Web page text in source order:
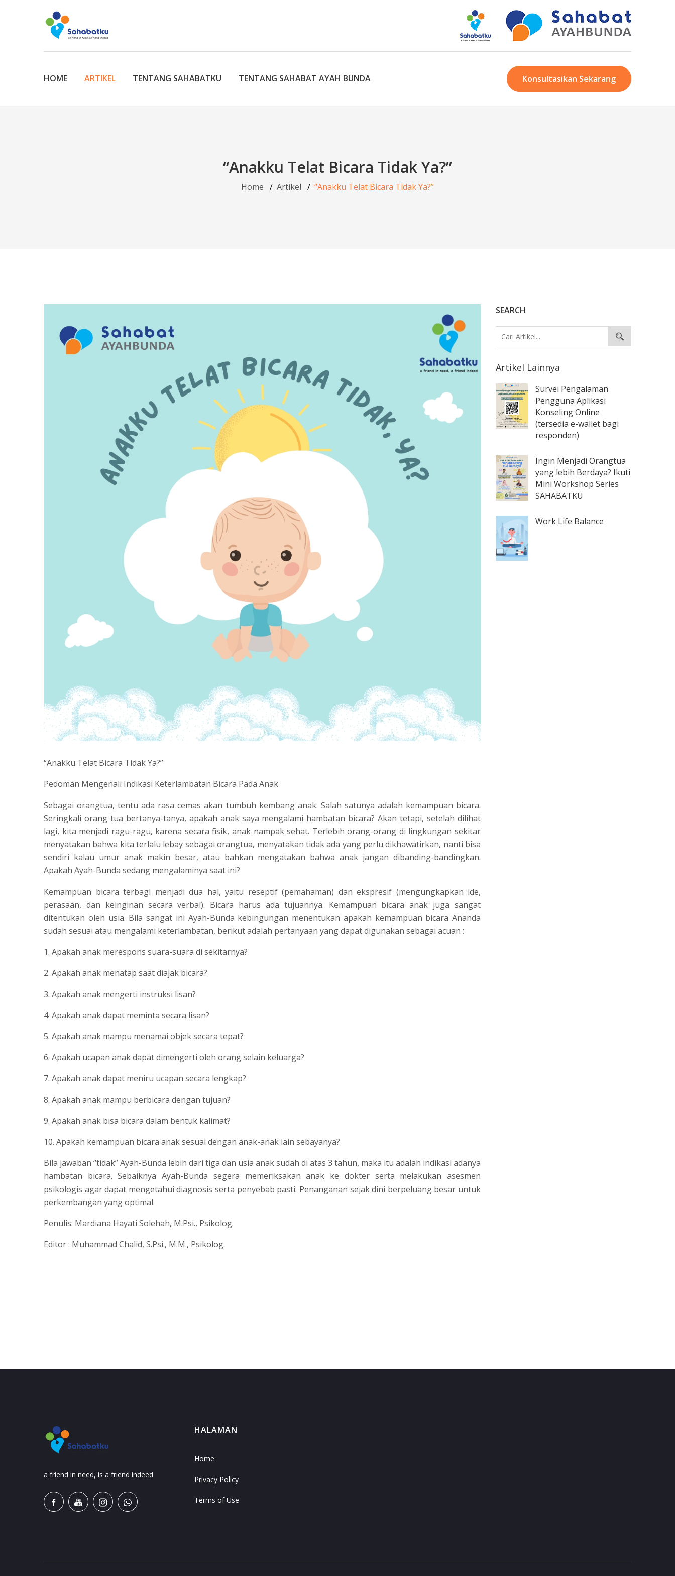
HOME ARTIKEL TENTANG SAHABATKU TENTANG SAHABAT AYAH BUNDA Konsultasikan Sekarang
“Anakku Telat Bicara Tidak Ya?”
Home Artikel “Anakku Telat Bicara Tidak Ya?”
SEARCH
Artikel Lainnya
Survei Pengalaman
Pengguna Aplikasi
Konseling Online
(tersedia e-wallet bagi
responden)
Ingin Menjadi Orangtua
yang lebih Berdaya? Ikuti
Mini Workshop Series
SAHABATKU
Work Life Balance
“Anakku Telat Bicara Tidak Ya?”
Pedoman Mengenali Indikasi Keterlambatan Bicara Pada Anak
Sebagai orangtua, tentu ada rasa cemas akan tumbuh kembang anak. Salah satunya adalah kemampuan bicara.
Seringkali orang tua bertanya-tanya, apakah anak saya mengalami hambatan bicara? Akan tetapi, setelah dilihat
lagi, kita menjadi ragu-ragu, karena secara fisik, anak nampak sehat. Terlebih orang-orang di lingkungan sekitar
menyatakan bahwa kita terlalu lebay sebagai orangtua, menyatakan tidak ada yang perlu dikhawatirkan, nanti bisa
sendiri kalau umur anak makin besar, atau bahkan mengatakan bahwa anak jangan dibanding-bandingkan.
Apakah Ayah-Bunda sedang mengalaminya saat ini?
Kemampuan bicara terbagi menjadi dua hal, yaitu reseptif (pemahaman) dan ekspresif (mengungkapkan ide,
perasaan, dan keinginan secara verbal). Bicara harus ada tujuannya. Kemampuan bicara anak juga sangat
ditentukan oleh usia. Bila sangat ini Ayah-Bunda kebingungan menentukan apakah kemampuan bicara Ananda
sudah sesuai atau mengalami keterlambatan, berikut adalah pertanyaan yang dapat digunakan sebagai acuan :
1. Apakah anak merespons suara-suara di sekitarnya?
2. Apakah anak menatap saat diajak bicara?
3. Apakah anak mengerti instruksi lisan?
4. Apakah anak dapat meminta secara lisan?
5. Apakah anak mampu menamai objek secara tepat?
6. Apakah ucapan anak dapat dimengerti oleh orang selain keluarga?
7. Apakah anak dapat meniru ucapan secara lengkap?
8. Apakah anak mampu berbicara dengan tujuan?
9. Apakah anak bisa bicara dalam bentuk kalimat?
10. Apakah kemampuan bicara anak sesuai dengan anak-anak lain sebayanya?
Bila jawaban “tidak” Ayah-Bunda lebih dari tiga dan usia anak sudah di atas 3 tahun, maka itu adalah indikasi adanya
hambatan bicara. Sebaiknya Ayah-Bunda segera memeriksakan anak ke dokter serta melakukan asesmen
psikologis agar dapat mengetahui diagnosis serta penyebab pasti. Penanganan sejak dini berpeluang besar untuk
perkembangan yang optimal.
Penulis: Mardiana Hayati Solehah, M.Psi., Psikolog.
Editor : Muhammad Chalid, S.Psi., M.M., Psikolog.
a friend in need, is a friend indeed
HALAMAN
Home
Privacy Policy
Terms of Use